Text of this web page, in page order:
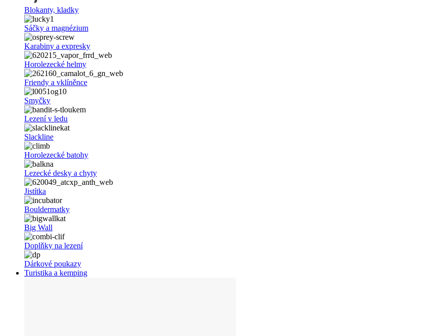
Blokanty, kladky
Sáčky a magnézium
Karabiny a expresky
Horolezecké helmy
Friendy a vklíněnce
Smyčky
Lezení v ledu
Slackline
Horolezecké batohy
Lezecké desky a chyty
Jistítka
Bouldermatky
Big Wall
Doplňky na lezení
Dárkové poukazy
Turistika a kemping